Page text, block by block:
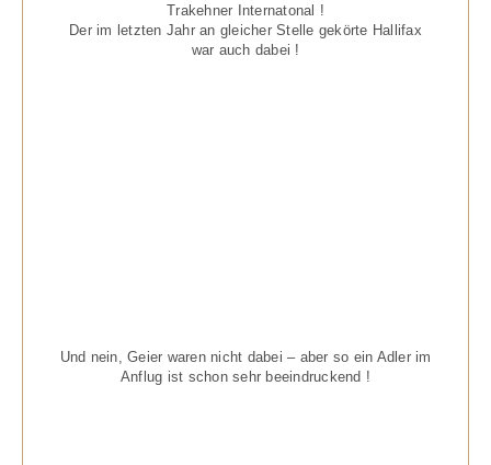
Trakehner Internatonal !
Der im letzten Jahr an gleicher Stelle gekörte Hallifax
war auch dabei !
Und nein, Geier waren nicht dabei – aber so ein Adler im
Anflug ist schon sehr beeindruckend !